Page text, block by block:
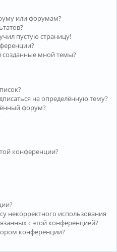
или форумам?
пустую страницу!
созданные мной темы?
на определённую тему?
форум?
конференции?
некорректного использования
с этой конференцией?
конференции?